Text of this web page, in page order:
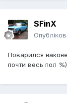
SFinX
Поварился
почти весь пол %)